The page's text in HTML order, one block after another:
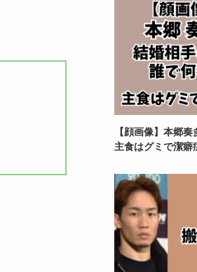
【顔画像】本郷
主食はグミで潔癖